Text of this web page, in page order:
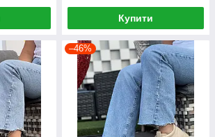
Купити
–46%